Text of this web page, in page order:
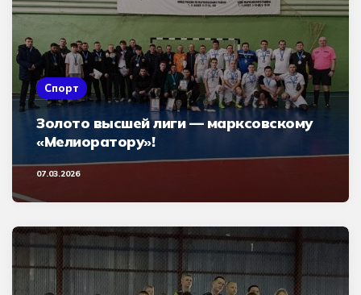
Спорт
Золото высшей лиги — марксовскому
«Мелиоратору»!
07.03.2026